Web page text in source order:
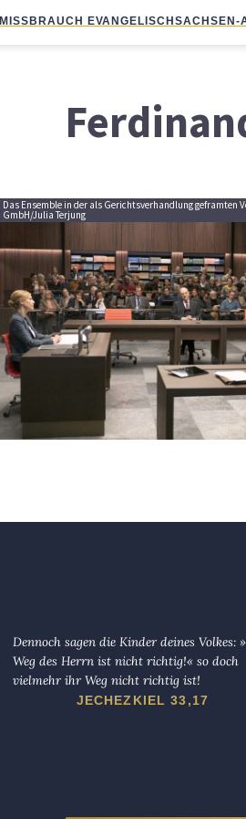
MISSBRAUCH EVANGELISCHSACHSEN-
Das Ensemble in der als Gerichtsverhandlung geframten
GmbH/Julia Terjung
Dennoch sagen die Kinder deines Volkes:
Weg des Herrn ist nicht richtig!« so doch
vielmehr ihr Weg nicht richtig ist!
JECHEZKIEL 33,17